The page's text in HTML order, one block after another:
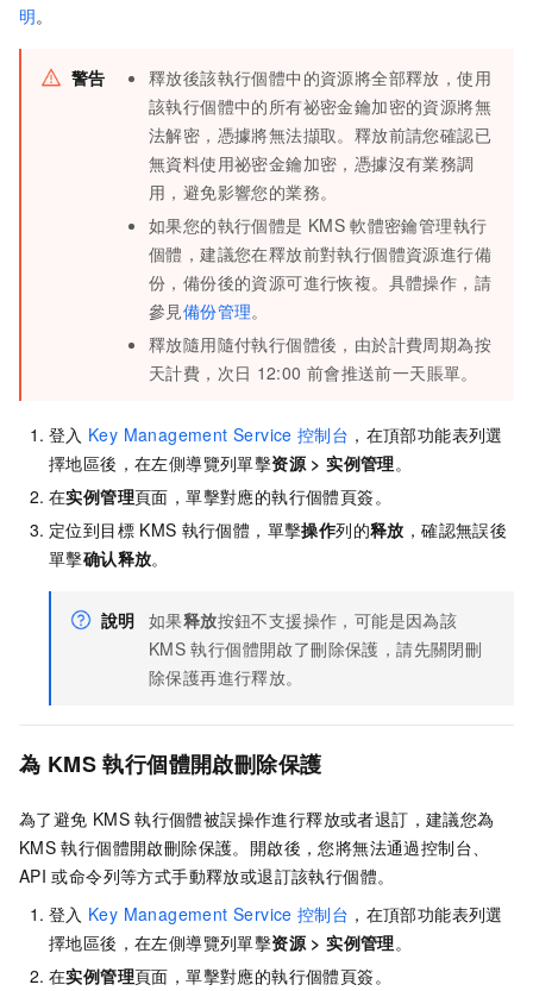
明。
警告
釋放後該執行個體中的資源將全部釋放，使用
該執行個體中的所有祕密金鑰加密的資源將無
法解密，憑據將無法擷取。釋放前請您確認已
無資料使用祕密金鑰加密，憑據沒有業務調
用，避免影響您的業務。
如果您的執行個體是 KMS 軟體密鑰管理執行
個體，建議您在釋放前對執行個體資源進行備
份，備份後的資源可進行恢複。具體操作，請
參見 備份管理。
釋放隨用隨付執行個體後，由於計費周期為按
天計費，次日 12:00 前會推送前一天賬單。
登入 Key Management Service 控制台 ，在頂部功能表列選
擇地區後，在左側導覽列單擊资源 >实例管理。
在实例管理頁面，單擊對應的執行個體頁簽。
定位到目標 KMS 執行個體，單擊操作列的释放 ，確認無誤後
單擊确认释放。
說明 如果释放按鈕不支援操作，可能是因為該
KMS 執行個體開啟了刪除保護，請先關閉刪
除保護再進行釋放。
為 KMS 執行個體開啟刪除保護
為了避免 KMS 執行個體被誤操作進行釋放或者退訂，建議您為
KMS 執行個體開啟刪除保護。開啟後，您將無法通過控制台、
API 或命令列等方式手動釋放或退訂該執行個體。
登入 Key Management Service 控制台 ，在頂部功能表列選
擇地區後，在左側導覽列單擊资源>实例管理。
在实例管理頁面，單擊對應的執行個體頁簽。